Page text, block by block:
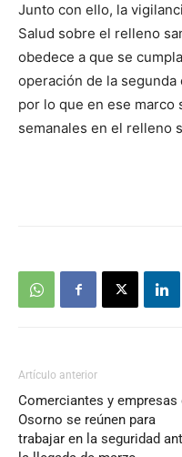
Junto con ello, la
Salud sobre el relleno
obedece a que se
operación de la
por lo que en ese marco
semanales en el relleno
Artículo anterior
Comerciantes y empresas
Osorno se reúnen para
trabajar en la seguridad